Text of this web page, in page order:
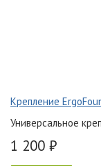
Крепление
Универсальное
1 200 ₽